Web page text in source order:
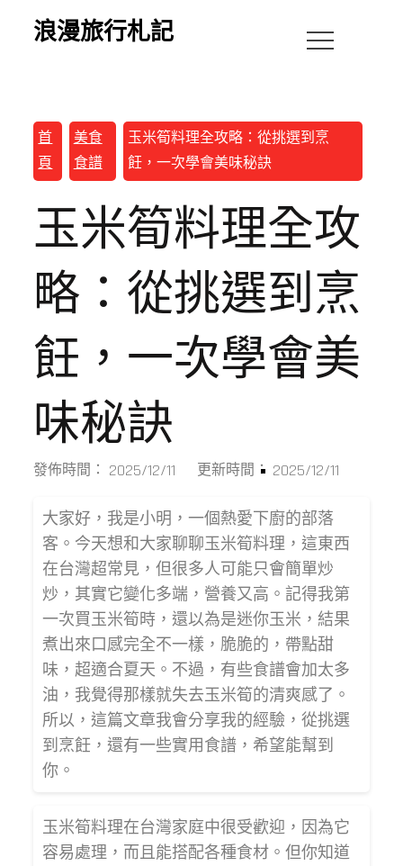
浪漫旅行札記
首
頁
美食
食譜
玉米筍料理全攻略：從挑選到烹
飪，一次學會美味秘訣
玉米筍料理全攻
略：從挑選到烹
飪，一次學會美
味秘訣
發佈時間： 2025/12/11 更新時間： 2025/12/11
大家好，我是小明，一個熱愛下廚的部落
客。今天想和大家聊聊玉米筍料理，這東西
在台灣超常見，但很多人可能只會簡單炒
炒，其實它變化多端，營養又高。記得我第
一次買玉米筍時，還以為是迷你玉米，結果
煮出來口感完全不一樣，脆脆的，帶點甜
味，超適合夏天。不過，有些食譜會加太多
油，我覺得那樣就失去玉米筍的清爽感了。
所以，這篇文章我會分享我的經驗，從挑選
到烹飪，還有一些實用食譜，希望能幫到
你。
玉米筍料理在台灣家庭中很受歡迎，因為它
容易處理，而且能搭配各種食材。但你知道